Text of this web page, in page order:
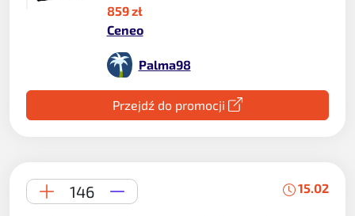
859 zł
Ceneo
Palma98
Przejdź do promocji
146 15.02